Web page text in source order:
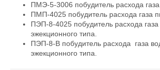
ПМЭ-5-3006 побудитель расхода газа.
ПМП-4025 побудитель расхода газа
ПЭП-8-4025 побудитель расхода газа
эжекционного типа.
ПЭП-8-В побудитель расхода газа
эжекционного типа.